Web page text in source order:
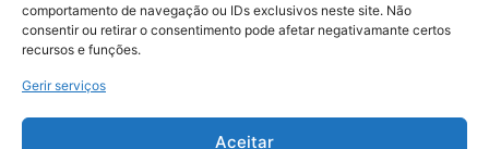
comportamento de navegação ou IDs exclusivos neste site. Não
consentir ou retirar o consentimento pode afetar negativamante certos
recursos e funções.
Gerir serviços
Aceitar
FuturaCon - Todos direitos